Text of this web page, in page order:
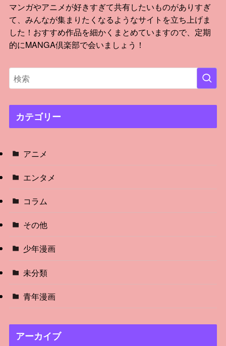
マンガやアニメが好きすぎて共有したいものがありすぎ
て、みんなが集まりたくなるようなサイトを立ち上げま
した！おすすめ作品を細かくまとめていますので、定期
的にMANGA倶楽部で会いましょう！
カテゴリー
アニメ
エンタメ
コラム
その他
少年漫画
未分類
青年漫画
アーカイブ